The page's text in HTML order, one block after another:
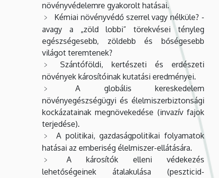
növényvédelemre gyakorolt hatásai.
Kémiai növényvédő szerrel vagy nélküle? -
avagy a „zöld lobbi” törekvései tényleg
egészségesebb, zöldebb és bőségesebb
világot teremtenek?
Szántóföldi, kertészeti és erdészeti
növények károsítóinak kutatási eredményei.
A globális kereskedelem
növényegészségügyi és élelmiszerbiztonsági
kockázatainak megnövekedése (invazív fajok
terjedése).
A politikai, gazdaságpolitikai folyamatok
hatásai az emberiség élelmiszer-ellátására.
A károsítók elleni védekezés
lehetőségeinek átalakulása (peszticid-